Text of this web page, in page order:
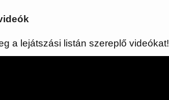
a lejátszási listán szereplő videókat!